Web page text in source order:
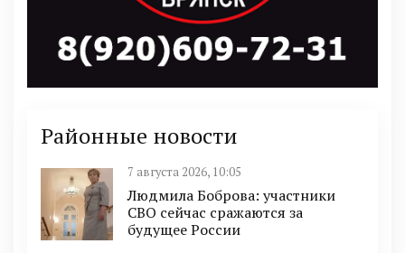
Районные новости
7 августа 2026, 10:05
Людмила Боброва: участники
СВО сейчас сражаются за
будущее России